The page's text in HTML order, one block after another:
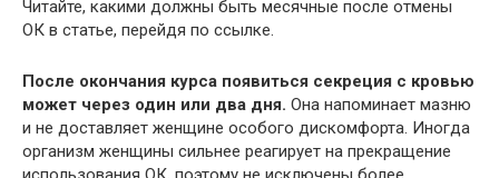
Читайте, какими должны быть месячные после отмены
ОК в статье, перейдя по ссылке.
После окончания курса появиться секреция с кровью
может через один или два дня. Она напоминает мазню
и не доставляет женщине особого дискомфорта. Иногда
организм женщины сильнее реагирует на прекращение